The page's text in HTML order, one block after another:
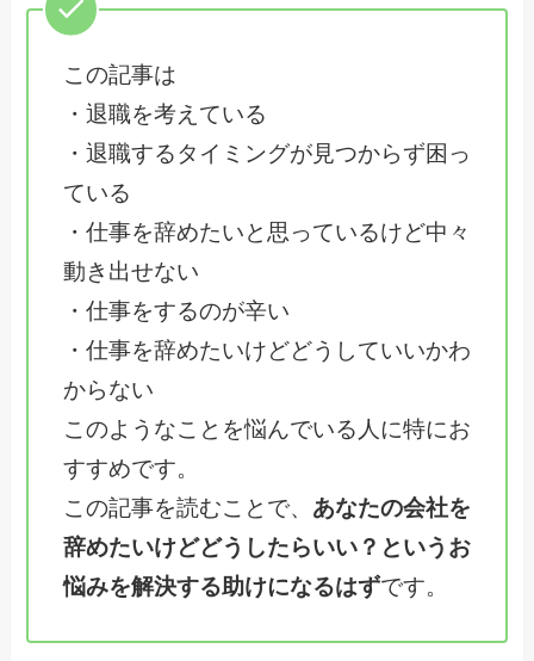
この記事は
・退職を考えている
・退職するタイミングが見つからず困っ
ている
・仕事を辞めたいと思っているけど中々
動き出せない
・仕事をするのが辛い
・仕事を辞めたいけどどうしていいかわ
からない
このようなことを悩んでいる人に特にお
すすめです。
この記事を読むことで、 あなたの会社を
辞めたいけどどうしたらいい？というお
悩みを解決する助けになるはずです。